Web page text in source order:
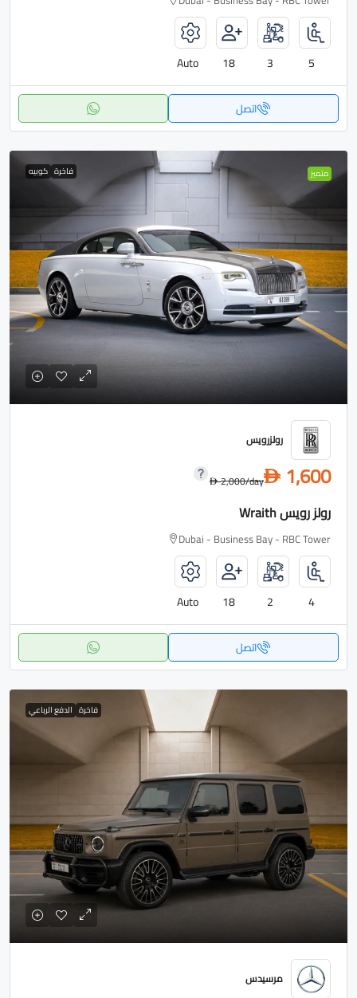
5
3
18
Auto
اتصل
متميز فاخرة كوبيه
رولزرويس
D 1,600
D2,000/day
رولز رويس Wraith
Dubai - Business Bay - RBC Tower
4
2
18
Auto
اتصل
فاخرة الدفع الرباعي
مرسيدس